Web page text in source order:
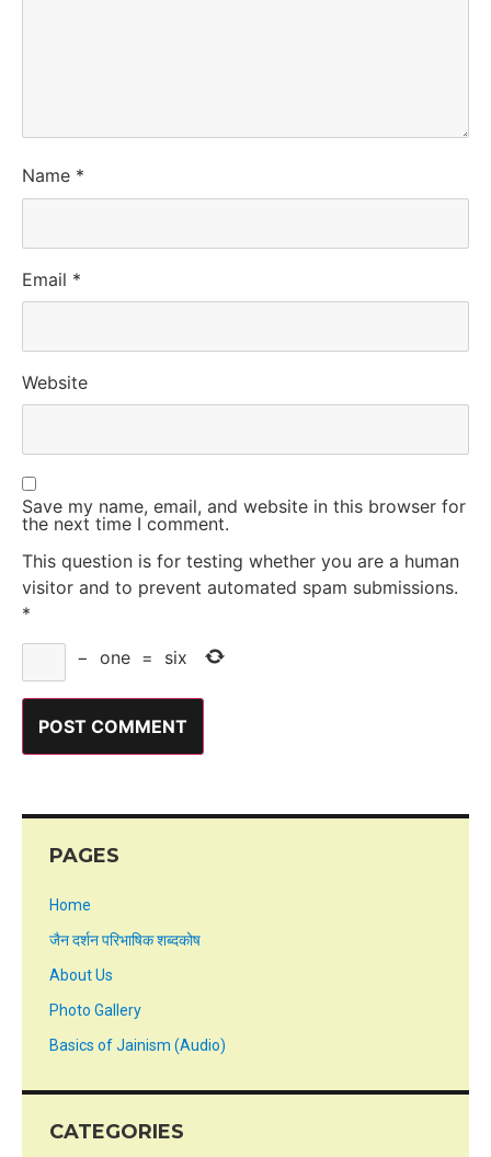
Name *
Email *
Website
Save my name, email, and website in this browser for
the next time I comment.
This question is for testing whether you are a human
visitor and to prevent automated spam submissions.
*
− one = six
PAGES
Home
जैन दर्शन परिभाषिक शब्दकोष
About Us
Photo Gallery
Basics of Jainism (Audio)
CATEGORIES